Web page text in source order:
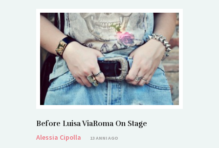
Before Luisa ViaRoma On Stage
Alessia Cipolla
13 ANNI AGO